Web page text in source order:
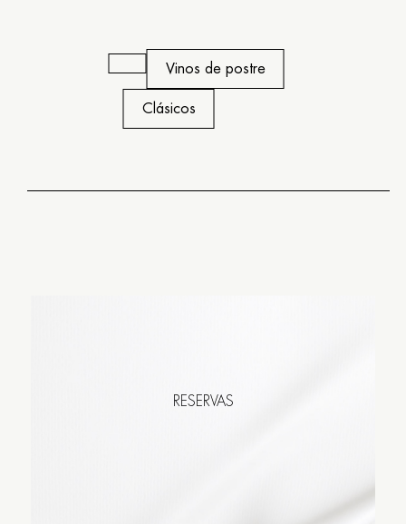
Vinos de postre
Clásicos
RESERVAS